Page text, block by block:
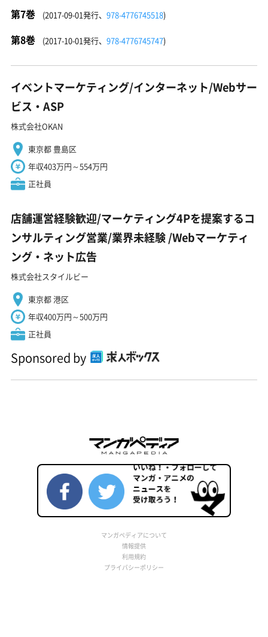
第7巻 (2017-09-01発行、 978-4776745518)
第8巻 (2017-10-01発行、 978-4776745747)
イベントマーケティング/インターネット/Webサー
ビス・ASP
株式会社OKAN
東京都 豊島区
年収403万円～554万円
正社員
店舗運営経験歓迎/マーケティング4Pを提案するコ
ンサルティング営業/業界未経験 ️/Webマーケティ
ング・ネット広告
株式会社スタイルビー
東京都 港区
年収400万円～500万円
正社員
Sponsored by
マンガペディアについて
情報提供
利用規約
プライバシーポリシー